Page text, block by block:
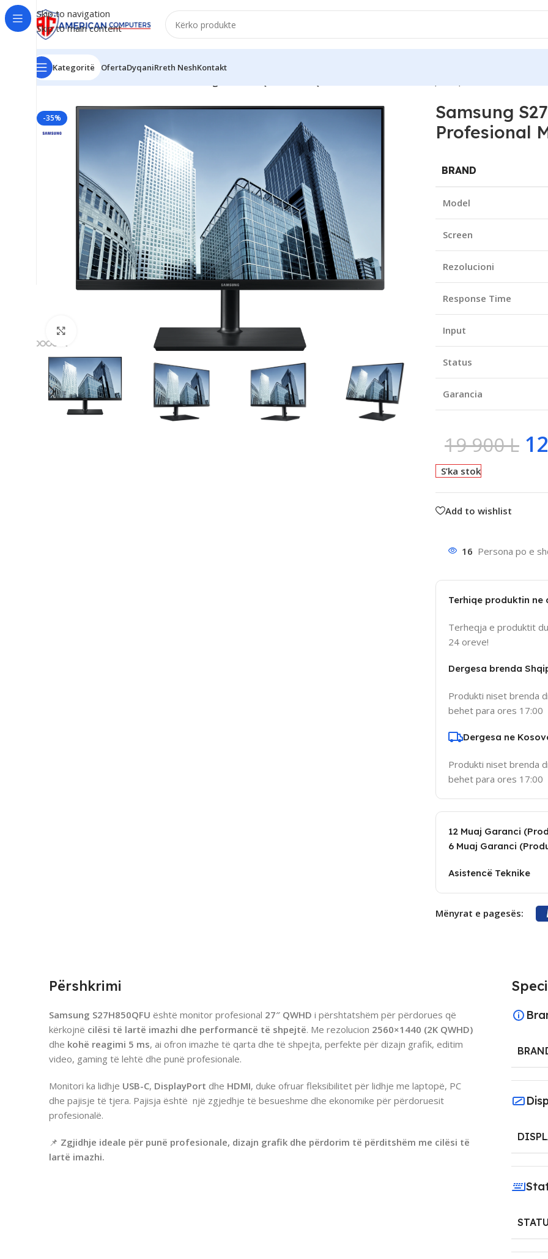
Skip to navigation
Skip to main content
Kategoritë OfertaDyqaniRreth NeshKontakt
Kreu/Monitor & TV
-35%
Samsung
Profesional
BRAND
Model
Screen
Rezolucioni
Response Time
Input
Status
Garancia
19 900L
S’ka stok
Add to wishlist
16 Persona po e
Terhiqe produktin ne
Terheqja e produktit
24 oreve!
Dergesa brenda
Produkti niset brenda
behet para ores 17:00
Dergesa ne
Produkti niset brenda
behet para ores 17:00
12 Muaj Garanci
6 Muaj Garanci
Asistencë Teknike
Mënyrat e pagesës:
Përshkrimi
Samsung S27H850QFU është monitor profesional 27″ QWHD i përshtatshëm për përdorues që
kërkojnë cilësi të lartë imazhi dhe performancë të shpejtë. Me rezolucion 2560×1440 (2K QWHD)
dhe kohë reagimi 5 ms, ai ofron imazhe të qarta dhe të shpejta, perfekte për dizajn grafik, editim
video, gaming të lehtë dhe punë profesionale.
Monitori ka lidhje USB-C, DisplayPort dhe HDMI, duke ofruar fleksibilitet për lidhje me laptopë, PC
dhe pajisje të tjera. Pajisja është një zgjedhje të besueshme dhe ekonomike për përdoruesit
profesionalë.
📌 Zgjidhje ideale për punë profesionale, dizajn grafik dhe përdorim të përditshëm me cilësi të
lartë imazhi.